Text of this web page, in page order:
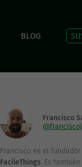
BLOG
Francisco
Francisco es el fundador
FacileThings. Es